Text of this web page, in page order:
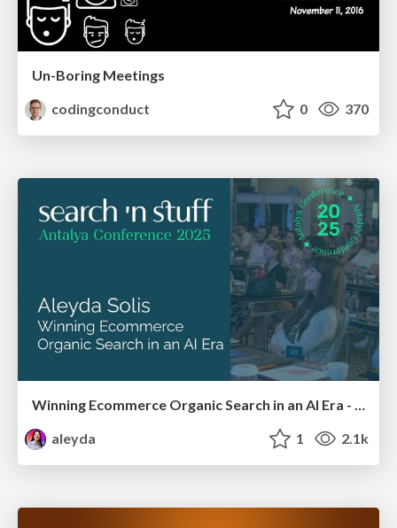
Un-Boring Meetings
codingconduct
0 370
Winning Ecommerce Organic Search in an AI Era - #searchnstuff2025
aleyda
1 2.1k